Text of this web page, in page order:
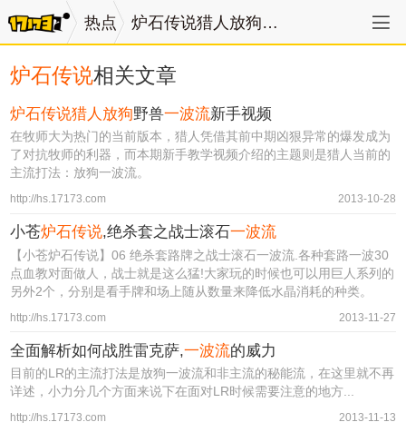
热点 炉石传说猎人放狗一波流
炉石传说相关文章
炉石传说猎人放狗野兽一波流新手视频
在牧师大为热门的当前版本，猎人凭借其前中期凶狠异常的爆发成为
了对抗牧师的利器，而本期新手教学视频介绍的主题则是猎人当前的
主流打法：放狗一波流。
http://hs.17173.com 2013-10-28
小苍炉石传说,绝杀套之战士滚石一波流
【小苍炉石传说】06 绝杀套路牌之战士滚石一波流.各种套路一波30
点血教对面做人，战士就是这么猛!大家玩的时候也可以用巨人系列的
另外2个，分别是看手牌和场上随从数量来降低水晶消耗的种类。
http://hs.17173.com 2013-11-27
全面解析如何战胜雷克萨,一波流的威力
目前的LR的主流打法是放狗一波流和非主流的秘能流，在这里就不再
详述，小力分几个方面来说下在面对LR时候需要注意的地方...
http://hs.17173.com 2013-11-13